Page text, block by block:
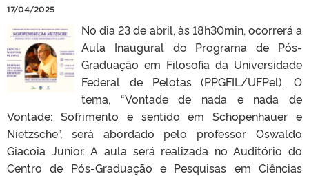
17/04/2025
No dia 23 de abril, às 18h30min, ocorrerá a
Aula Inaugural do Programa de Pós-
Graduação em Filosofia da Universidade
Federal de Pelotas (PPGFIL/UFPel). O
tema, “Vontade de nada e nada de
Vontade: Sofrimento e sentido em Schopenhauer e
Nietzsche”, será abordado pelo professor Oswaldo
Giacoia Junior. A aula será realizada no Auditório do
Centro de Pós-Graduação e Pesquisas em Ciências